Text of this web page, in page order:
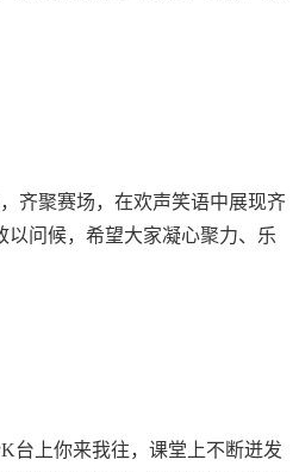
齐聚赛场，在欢声笑语中展现齐
问候，希望大家凝心聚力、乐
台上你来我往，课堂上不断迸发